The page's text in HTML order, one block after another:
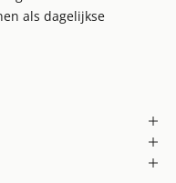
als dagelijkse